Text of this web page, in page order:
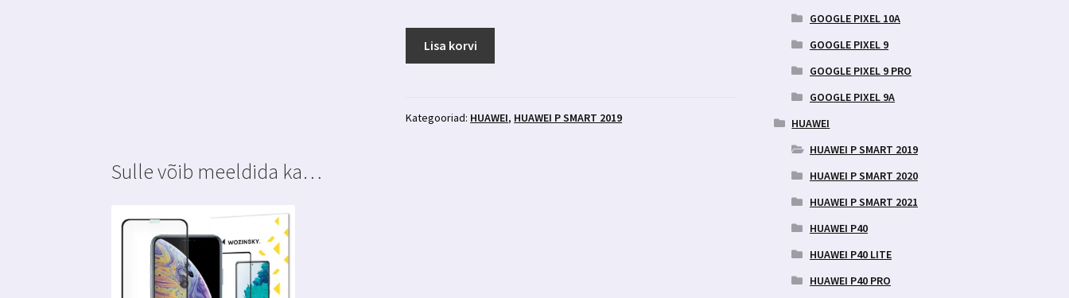
läbipaistev
Lisa korvi
Kategooriad: HUAWEI, HUAWEI P SMART 2019
Sulle võib meeldida ka…
GOOGLE PIXEL 10A
GOOGLE PIXEL 9
GOOGLE PIXEL 9 PRO
GOOGLE PIXEL 9A
HUAWEI
HUAWEI P SMART 2019
HUAWEI P SMART 2020
HUAWEI P SMART 2021
HUAWEI P40
HUAWEI P40 LITE
HUAWEI P40 PRO